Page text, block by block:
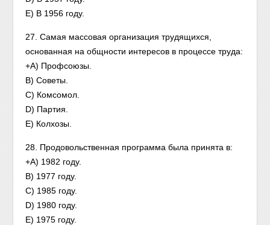
E) В 1956 году.
27. Самая массовая организация трудящихся,
основанная на общности интересов в процессе труда:
+A) Профсоюзы.
B) Советы.
C) Комсомол.
D) Партия.
E) Колхозы.
28. Продовольственная программа была принята в:
+A) 1982 году.
B) 1977 году.
C) 1985 году.
D) 1980 году.
E) 1975 году.